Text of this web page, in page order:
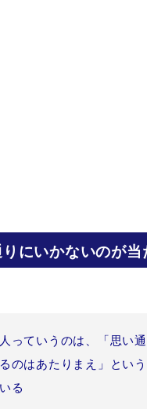
にいかないのが当
っていうのは、「思い
のはあたりまえ」とい
る